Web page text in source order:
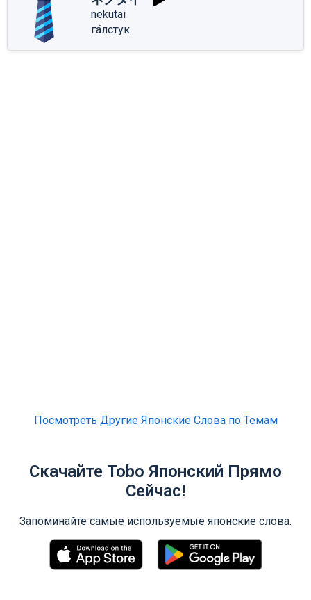
nekutai
га́лстук
Посмотреть Другие Японские Слова по Темам
Скачайте Tobo Японский Прямо
Сейчас!
Запоминайте самые используемые японские слова.